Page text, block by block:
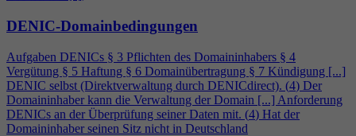
DENIC-Domainbedingungen
Aufgaben DENICs § 3 Pflichten des Domaininhabers § 4
Vergütung § 5 Haftung § 6 Domainübertragung § 7 Kündigung [...]
DENIC selbst (Direktverwaltung durch DENICdirect). (4) Der
Domaininhaber kann die Verwaltung der Domain [...] Anforderung
DENICs an der Überprüfung seiner Daten mit. (4) Hat der
Domaininhaber seinen Sitz nicht in Deutschland